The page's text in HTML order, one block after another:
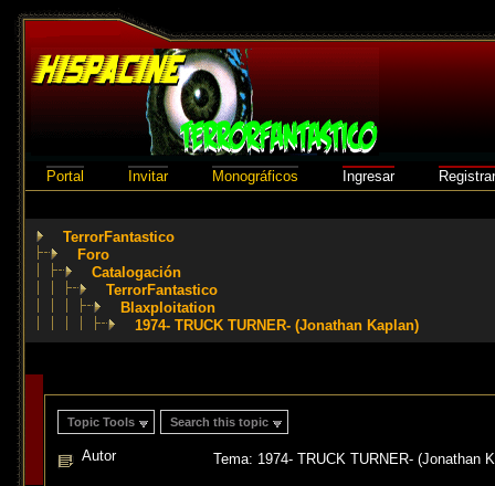
Portal Invitar Monográficos Ingresar
TerrorFantastico
Foro
Catalogación
TerrorFantastico
Blaxploitation
1974- TRUCK TURNER- (Jonathan Kaplan)
Topic Tools Search this topic
Autor Tema: 1974- TRUCK TURNER- (Jonathan